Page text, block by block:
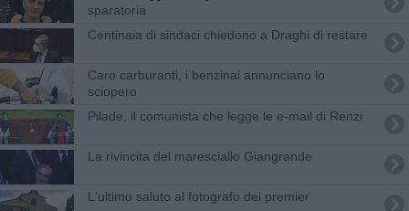
sparatoria
Centinaia di sindaci chiedono a Draghi di restare
Caro carburanti, i benzinai annunciano lo
sciopero
Pilade, il comunista che legge le e-mail di Renzi
La rivincita del maresciallo Giangrande
L'ultimo saluto al fotografo dei premier